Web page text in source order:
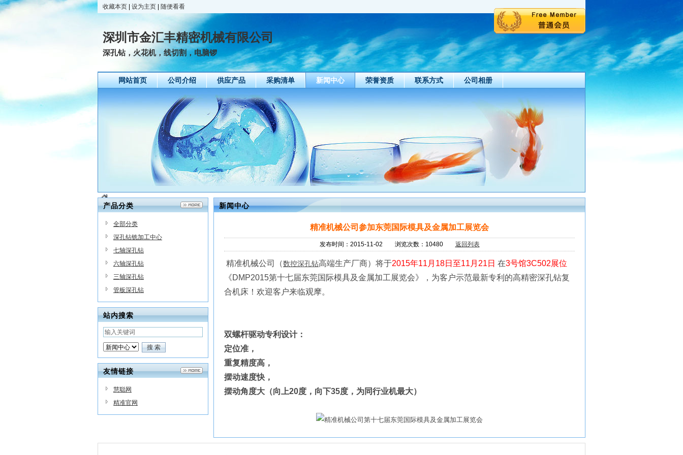
收藏本页 设为主页 随便看看
深圳市金汇丰精密机械有限公司
深孔钻，火花机，线切割，电脑锣
网站首页 公司介绍 供应产品 采购清单 新闻中心 荣誉资质 联系方式 公司相册
产品分类
全部分类
深孔钻铣加工中心
七轴深孔钻
六轴深孔钻
三轴深孔钻
管板深孔钻
站内搜索
友情链接
慧聪网
精准官网
新闻中心
精准机械公司参加东莞国际模具及金属加工展览会
发布时间：2015-11-02 浏览次数：10480 返回列表
精准机械公司（数控深孔钻高端生产厂商）将于2015年11月18日至11月21日 在3号馆3C502展位
《DMP2015第十七届东莞国际模具及金属加工展览会》，为客户示范最新专利的高精密深孔钻复
合机床！欢迎客户来临观摩。
双螺杆驱动专利设计：
定位准，
重复精度高，
摆动速度快，
摆动角度大（向上20度，向下35度，为同行业机最大）